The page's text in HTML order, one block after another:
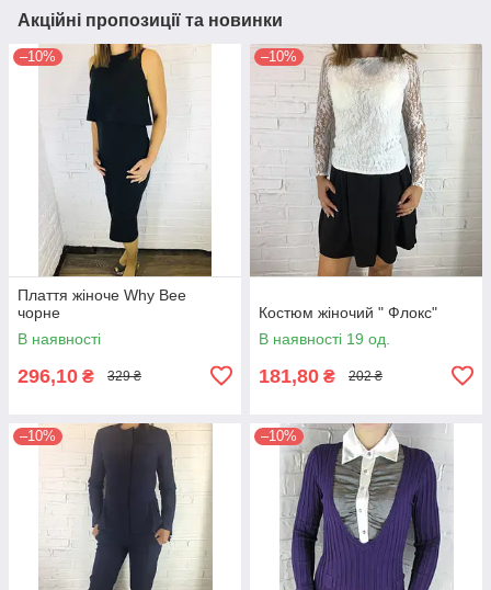
Акційні пропозиції та новинки
–10%
Плаття жіноче Why Bee
чорне
В наявності
296,10 ₴ 329 ₴
–10%
Костюм жіночий " Флокс"
В наявності 19 од.
181,80 ₴ 202 ₴
–10% –10%